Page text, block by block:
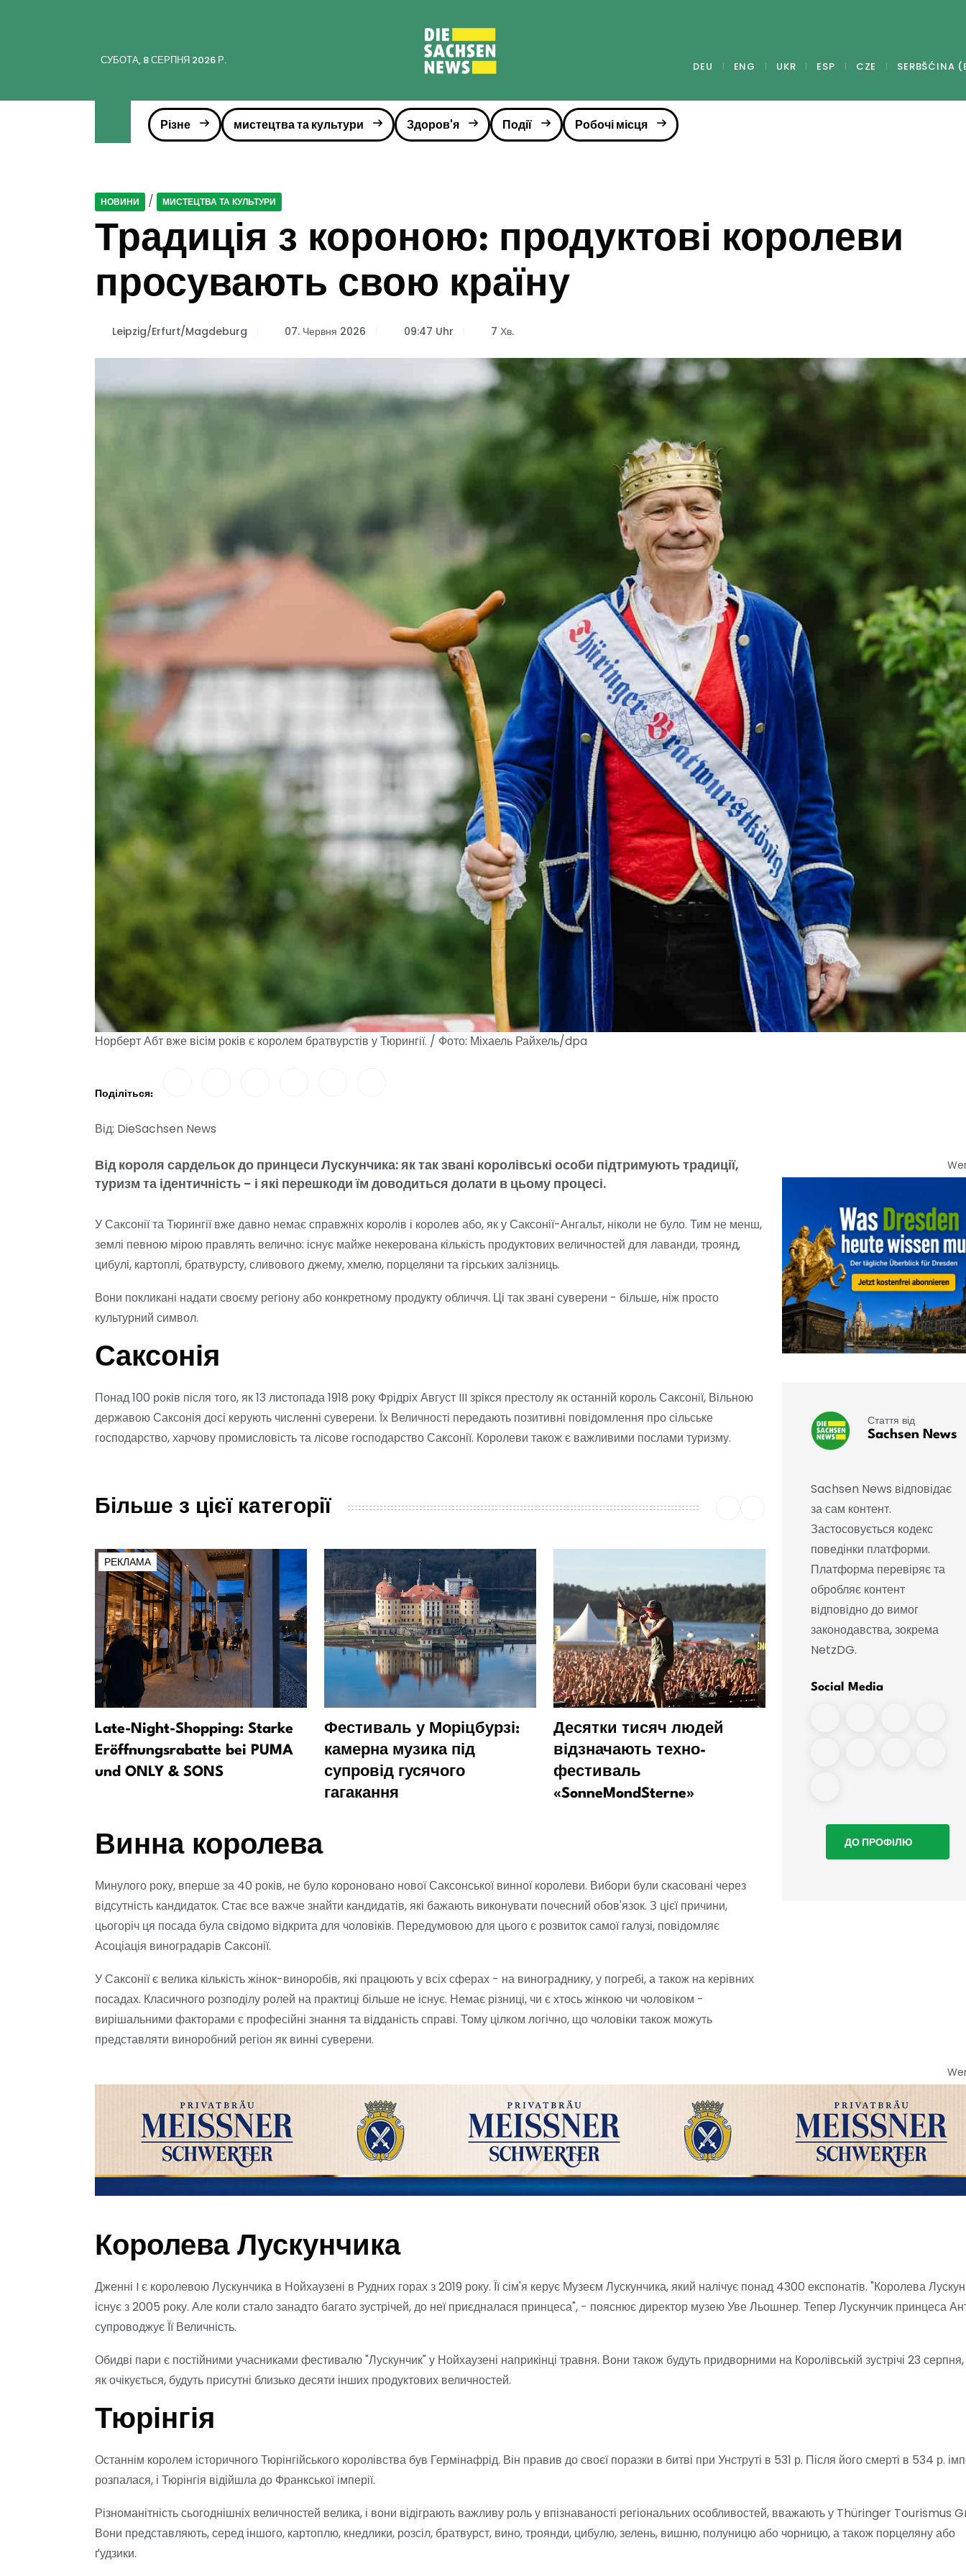
СУБОТА, 8 СЕРПНЯ 2026 Р. DEU ENG UKR ESP CZE SERBŠĆINA
Різне мистецтва та культури Здоров'я Події Робочі місця
НОВИНИ / МИСТЕЦТВА ТА КУЛЬТУРИ
Традиція з короною: продуктові королеви
просувають свою країну
Leipzig/Erfurt/Magdeburg 07. Червня 2026 09:47 Uhr 7 Хв.
Норберт Абт вже вісім років є королем братвурстів у Тюрингії. / Фото: Міхаель Райхель/dpa
Поділіться:
Від: DieSachsen News
Від короля сардельок до принцеси Лускунчика: як так звані королівські особи підтримують традиції,
туризм та ідентичність - і які перешкоди їм доводиться долати в цьому процесі.
У Саксонії та Тюрингії вже давно немає справжніх королів і королев або, як у Саксонії-Ангальт, ніколи не було. Тим не менш,
землі певною мірою правлять велично: існує майже некерована кількість продуктових величностей для лаванди, троянд,
цибулі, картоплі, братвурсту, сливового джему, хмелю, порцеляни та гірських залізниць.
Вони покликані надати своєму регіону або конкретному продукту обличчя. Ці так звані суверени - більше, ніж просто
культурний символ.
Саксонія
Понад 100 років після того, як 13 листопада 1918 року Фрідріх Август III зрікся престолу як останній король Саксонії, Вільною
державою Саксонія досі керують численні суверени. Їх Величності передають позитивні повідомлення про сільське
господарство, харчову промисловість та лісове господарство Саксонії. Королеви також є важливими послами туризму.
Більше з цієї категорії
РЕКЛАМА
Late-Night-Shopping: Starke
Eröffnungsrabatte bei PUMA
und ONLY & SONS
Фестиваль у Моріцбурзі:
камерна музика під
супровід гусячого
гагакання
Десятки тисяч людей
відзначають техно-
фестиваль
«SonneMondSterne»
Винна королева
Минулого року, вперше за 40 років, не було короновано нової Саксонської винної королеви. Вибори були скасовані через
відсутність кандидаток. Стає все важче знайти кандидатів, які бажають виконувати почесний обов'язок. З цієї причини,
цьогоріч ця посада була свідомо відкрита для чоловіків. Передумовою для цього є розвиток самої галузі, повідомляє
Асоціація виноградарів Саксонії.
У Саксонії є велика кількість жінок-виноробів, які працюють у всіх сферах - на винограднику, у погребі, а також на керівних
посадах. Класичного розподілу ролей на практиці більше не існує. Немає різниці, чи є хтось жінкою чи чоловіком -
вирішальними факторами є професійні знання та відданість справі. Тому цілком логічно, що чоловіки також можуть
представляти виноробний регіон як винні суверени.
Стаття від
Sachsen News
Sachsen News відповідає
за сам контент.
Застосовується кодекс
поведінки платформи.
Платформа перевіряє та
обробляє контент
відповідно до вимог
законодавства, зокрема
NetzDG.
Social Media
ДО ПРОФІЛЮ
Королева Лускунчика
Дженні I є королевою Лускунчика в Нойхаузені в Рудних горах з 2019 року. Її сім'я керує Музеєм Лускунчика, який налічує понад 4300 експонатів. "Королева
існує з 2005 року. Але коли стало занадто багато зустрічей, до неї приєдналася принцеса", - пояснює директор музею Уве Льошнер. Тепер Лускунчик принцеса
супроводжує Її Величність.
Обидві пари є постійними учасниками фестивалю "Лускунчик" у Нойхаузені наприкінці травня. Вони також будуть придворними на Королівській зустрічі 23
як очікується, будуть присутні близько десяти інших продуктових величностей.
Тюрінгія
Останнім королем історичного Тюрінгійського королівства був Гермінафрід. Він правив до своєї поразки в битві при Унструті в 531 р. Після його смерті в 534 р.
розпалася, і Тюрінгія відійшла до Франкської імперії.
Різноманітність сьогоднішніх величностей велика, і вони відіграють важливу роль у впізнаваності регіональних особливостей, вважають у Thüringer Tourismus
Вони представляють, серед іншого, картоплю, кнедлики, розсіл, братвурст, вино, троянди, цибулю, зелень, вишню, полуницю або чорницю, а також порцеляну або
ґудзики.